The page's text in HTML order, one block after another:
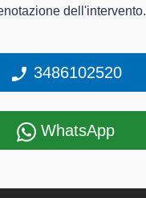
dell'intervento.
3486102520
WhatsApp